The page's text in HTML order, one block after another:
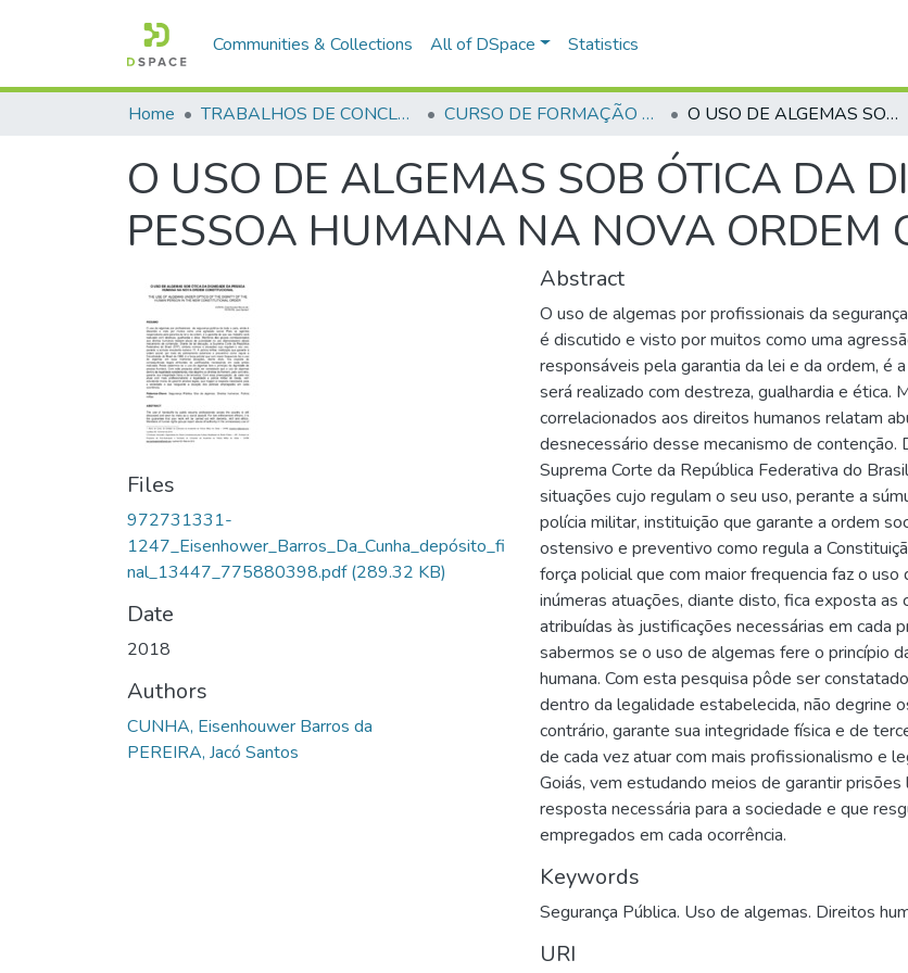
Communities & Collections All of DSpace Statistics
Home TRABALHOS DE CONCLUSÃO DE CURSO - CFP (CURSO DE FORMAÇÃO DE PRAÇAS) CURSO DE FORMAÇÃO DE PRAÇAS - CFP - 2018 O USO DE ALGEMAS SOB ÓTICA DA DIGNIDADE DA PESSOA HUMANA NA NOVA ORDEM CONSTITUCIONAL
O USO DE ALGEMAS SOB ÓTICA DA
PESSOA HUMANA NA NOVA ORDEM
Files
972731331-
1247_Eisenhower_Barros_Da_Cunha_depósito_fi
nal_13447_775880398.pdf(289.32 KB)
Date
2018
Authors
CUNHA, Eisenhouwer Barros da
PEREIRA, Jacó Santos
Abstract
O uso de algemas por profissionais da
é discutido e visto por muitos como uma
responsáveis pela garantia da lei e da ordem, é
será realizado com destreza, gualhardia e ética.
correlacionados aos direitos humanos relatam
desnecessário desse mecanismo de contenção.
Suprema Corte da República Federativa do
situações cujo regulam o seu uso, perante a
polícia militar, instituição que garante a ordem
ostensivo e preventivo como regula a
força policial que com maior frequencia faz o uso
inúmeras atuações, diante disto, fica exposta as
atribuídas às justificações necessárias em cada
sabermos se o uso de algemas fere o princípio
humana. Com esta pesquisa pôde ser
dentro da legalidade estabelecida, não degrine
contrário, garante sua integridade física e de
de cada vez atuar com mais profissionalismo e
Goiás, vem estudando meios de garantir prisões
resposta necessária para a sociedade e que
empregados em cada ocorrência.
Keywords
Segurança Pública. Uso de algemas. Direitos
URI